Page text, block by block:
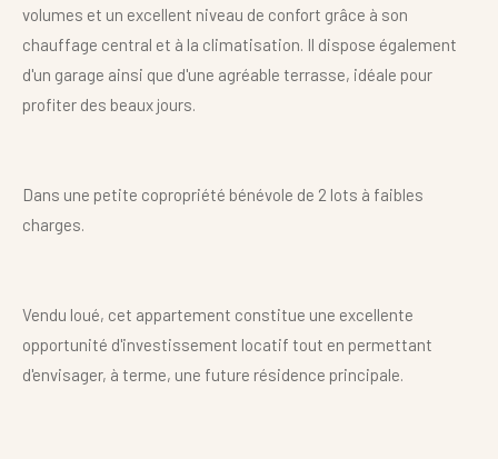
volumes et un excellent niveau de confort grâce à son
chauffage central et à la climatisation. Il dispose également
d'un garage ainsi que d'une agréable terrasse, idéale pour
profiter des beaux jours.
Dans une petite copropriété bénévole de 2 lots à faibles
charges.
Vendu loué, cet appartement constitue une excellente
opportunité d'investissement locatif tout en permettant
d'envisager, à terme, une future résidence principale.